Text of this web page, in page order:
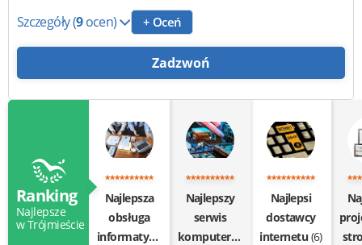
Szczegóły(9ocen) + Oceń
Zadzwoń
Ranking
Najlepsze
w Trójmieście
Najlepsza
obsługa
informatyczna
Najlepszy
serwis
komputerów
Najlepsi
dostawcy
internetu (6)